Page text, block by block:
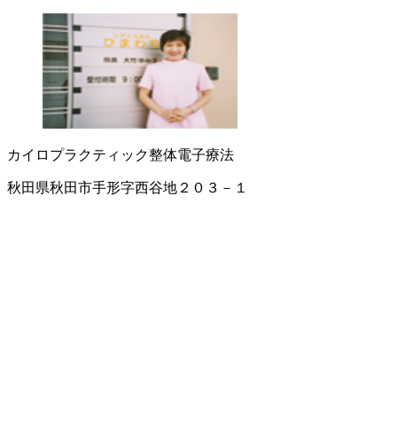
カイロプラクティック整体電子療法
秋田県秋田市手形字西谷地２０３－１